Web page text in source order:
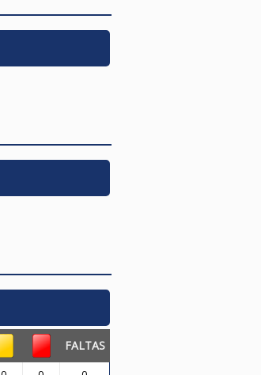
FALTAS